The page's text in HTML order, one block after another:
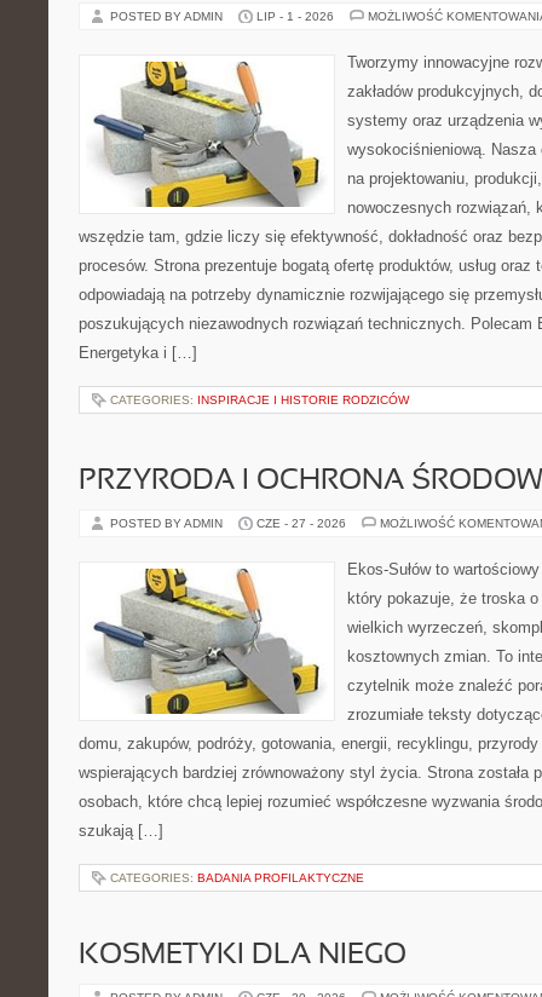
POSTED BY ADMIN LIP - 1 - 2026 MOŻLIWOŚĆ
Tworzymy innowacyjne
zakładów produkcyjnych,
systemy oraz urządzenia
wysokociśnieniową. Nasza
na projektowaniu,
nowoczesnych rozwiązań,
wszędzie tam, gdzie liczy się efektywność, dokładność oraz
procesów. Strona prezentuje bogatą ofertę produktów, usług oraz
odpowiadają na potrzeby dynamicznie rozwijającego się
poszukujących niezawodnych rozwiązań technicznych. Polecam
Energetyka i […]
CATEGORIES: INSPIRACJE I HISTORIE RODZICÓW
PRZYRODA I OCHRONA
POSTED BY ADMIN CZE - 27 - 2026 MOŻLIWOŚĆ
Ekos-Sułów to
który pokazuje, że troska
wielkich wyrzeczeń,
kosztownych zmian. To
czytelnik może znaleźć
zrozumiałe teksty
domu, zakupów, podróży, gotowania, energii, recyklingu,
wspierających bardziej zrównoważony styl życia. Strona została
osobach, które chcą lepiej rozumieć współczesne wyzwania
szukają […]
CATEGORIES: BADANIA PROFILAKTYCZNE
KOSMETYKI DLA NIEGO